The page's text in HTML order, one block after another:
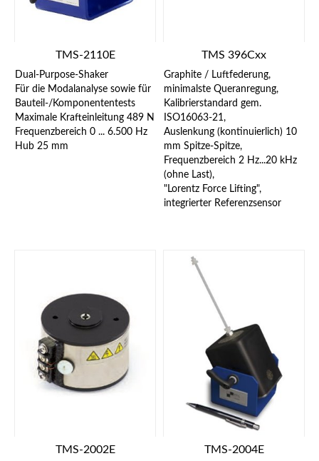
TMS-2110E
Dual-Purpose-Shaker
Für die Modalanalyse sowie für
Bauteil-/Komponententests
Maximale Krafteinleitung 489 N
Frequenzbereich 0 ... 6.500 Hz
Hub 25 mm
TMS 396Cxx
Graphite / Luftfederung,
minimalste Queranregung,
Kalibrierstandard gem.
ISO16063-21,
Auslenkung (kontinuierlich) 10
mm Spitze-Spitze,
Frequenzbereich 2 Hz...20 kHz
(ohne Last),
"Lorentz Force Lifting",
integrierter Referenzsensor
TMS-2002E TMS-2004E